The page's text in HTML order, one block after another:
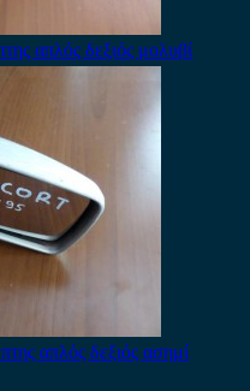
απλός δεξιός μολυβί
απλός δεξιός ασημί